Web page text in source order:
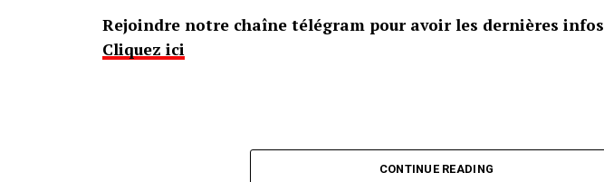
Rejoindre notre chaîne télégram pour avoir les dernières infos
Cliquez ici
CONTINUE READING